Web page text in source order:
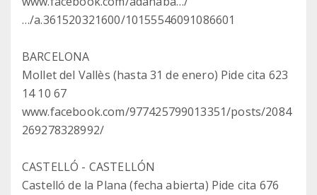
…/a.361520321600/10155546091086601
BARCELONA
Mollet del Vallès (hasta 31 de enero) Pide cita 623
14 10 67
www.facebook.com/977425799013351/posts/2084
269278328992/
CASTELLÓ - CASTELLÓN
Castelló de la Plana (fecha abierta) Pide cita 676